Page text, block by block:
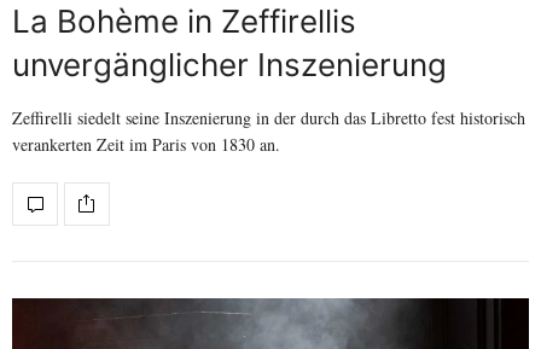
La Bohème in Zeffirellis
unvergänglicher Inszenierung
Zeffirelli siedelt seine Inszenierung in der durch das Libretto fest historisch
verankerten Zeit im Paris von 1830 an.